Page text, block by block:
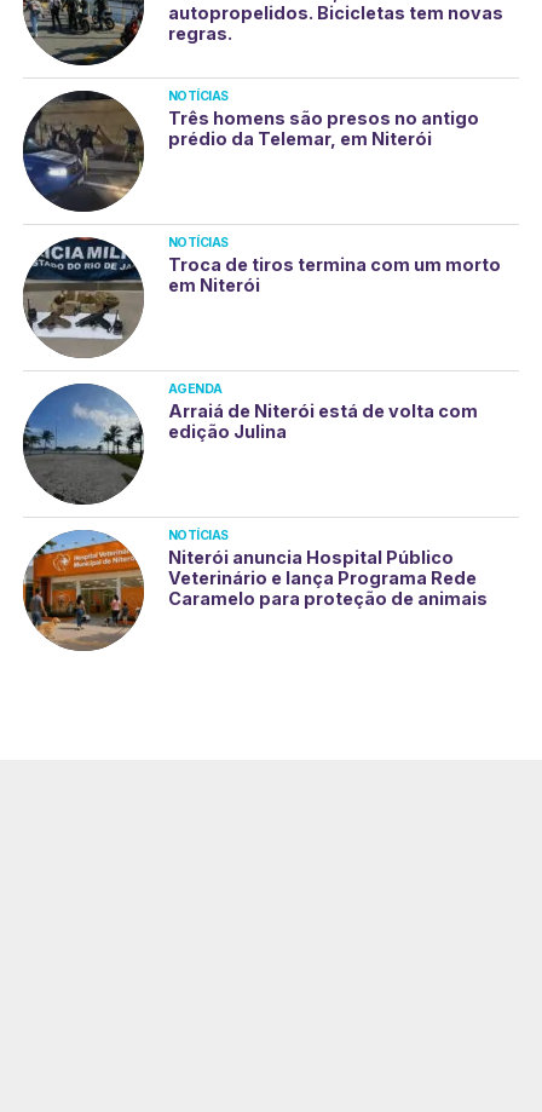
autopropelidos. Bicicletas tem novas
regras.
NOTÍCIAS
Três homens são presos no antigo
prédio da Telemar, em Niterói
NOTÍCIAS
Troca de tiros termina com um morto
em Niterói
AGENDA
Arraiá de Niterói está de volta com
edição Julina
NOTÍCIAS
Niterói anuncia Hospital Público
Veterinário e lança Programa Rede
Caramelo para proteção de animais